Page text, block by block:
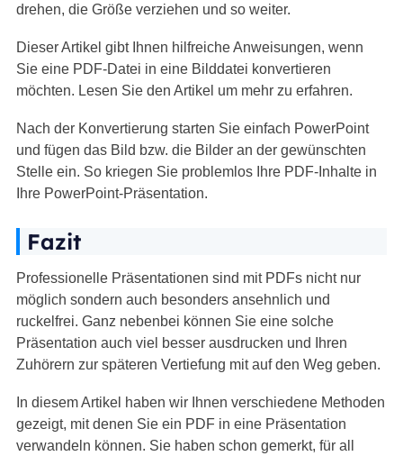
drehen, die Größe verziehen und so weiter.
Dieser Artikel gibt Ihnen hilfreiche Anweisungen, wenn
Sie eine PDF-Datei in eine Bilddatei konvertieren
möchten. Lesen Sie den Artikel um mehr zu erfahren.
Nach der Konvertierung starten Sie einfach PowerPoint
und fügen das Bild bzw. die Bilder an der gewünschten
Stelle ein. So kriegen Sie problemlos Ihre PDF-Inhalte in
Ihre PowerPoint-Präsentation.
Fazit
Professionelle Präsentationen sind mit PDFs nicht nur
möglich sondern auch besonders ansehnlich und
ruckelfrei. Ganz nebenbei können Sie eine solche
Präsentation auch viel besser ausdrucken und Ihren
Zuhörern zur späteren Vertiefung mit auf den Weg geben.
In diesem Artikel haben wir Ihnen verschiedene Methoden
gezeigt, mit denen Sie ein PDF in eine Präsentation
verwandeln können. Sie haben schon gemerkt, für all